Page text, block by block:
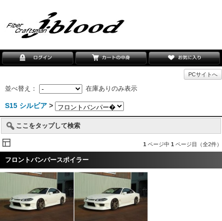
PCサイトへ
並べ替え： 在庫ありのみ表示
S15 シルビア >
ここをタップして検索
1 ページ中 1 ページ目（全2件）
フロントバンパースポイラー